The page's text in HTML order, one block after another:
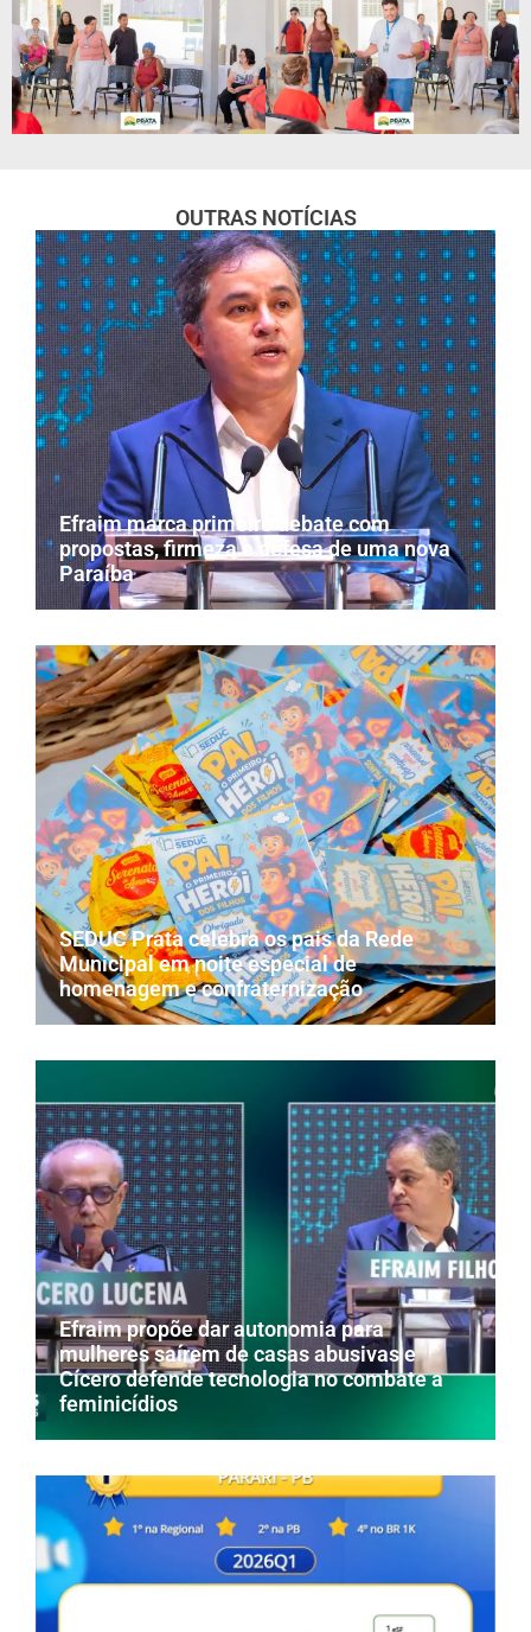
OUTRAS NOTÍCIAS
Efraim marca primeiro debate com
propostas, firmeza e defesa de uma nova
Paraíba
SEDUC Prata celebra os pais da Rede
Municipal em noite especial de
homenagem e confraternização
Efraim propõe dar autonomia para
mulheres saírem de casas abusivas e
Cícero defende tecnologia no combate a
feminicídios